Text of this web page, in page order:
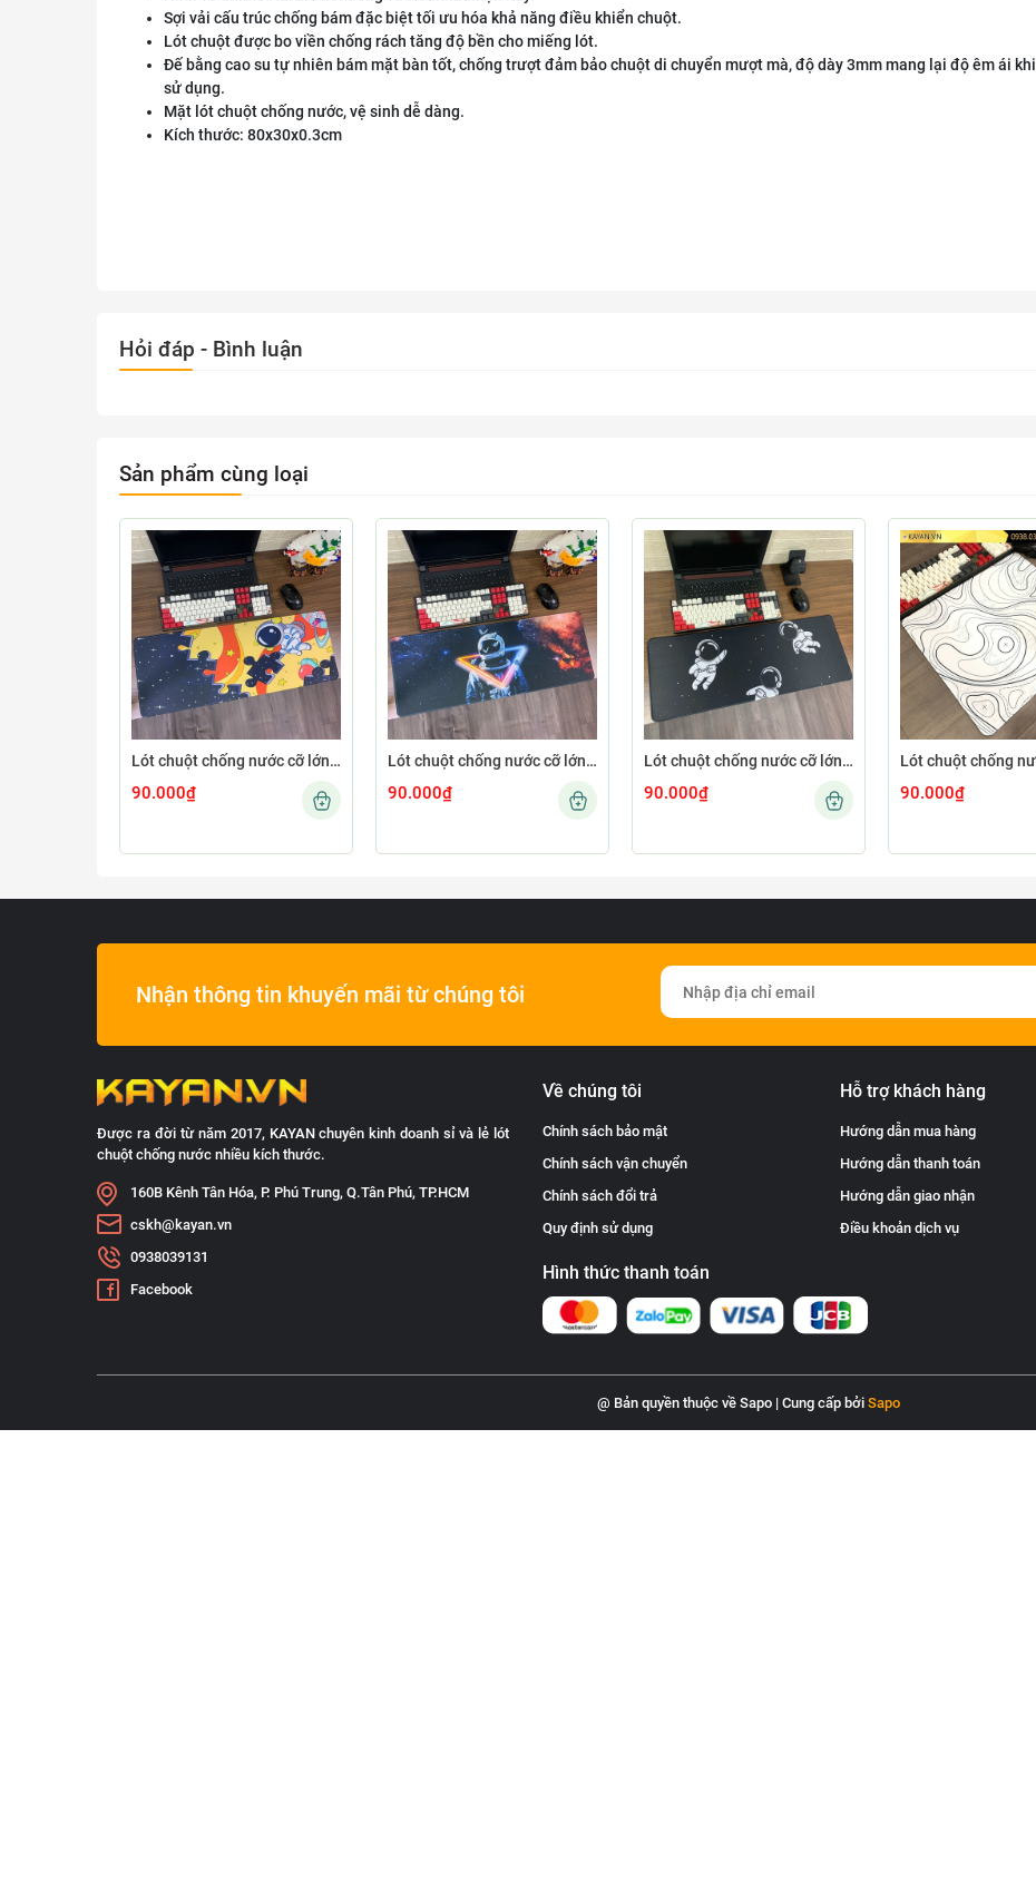
Sợi vải cấu trúc chống bám đặc biệt tối ưu hóa khả năng điều khiển chuột.
Lót chuột được bo viền chống rách tăng độ bền cho miếng lót.
Đế bằng cao su tự nhiên bám mặt bàn tốt, chống trượt đảm bảo chuột di chuyển mượt mà, độ dày 3mm mang lại độ êm ái khi
sử dụng.
Mặt lót chuột chống nước, vệ sinh dễ dàng.
Kích thước: 80x30x0.3cm
Hỏi đáp - Bình luận
Sản phẩm cùng loại
Lót chuột chống nước cỡ lớn 80x30cm dày 3mm ASTRO-03-80X30
90.000₫
Lót chuột chống nước cỡ lớn 80x30cm dày 3mm ASTRO-02-80X30
90.000₫
Lót chuột chống nước cỡ lớn 80x30cm dày 3mm ASTRO-01-80X30
90.000₫ 90.000₫
Nhận thông tin khuyến mãi từ chúng tôi
Được ra đời từ năm 2017, KAYAN chuyên kinh doanh sỉ và lẻ lót
chuột chống nước nhiều kích thước.
160B Kênh Tân Hóa, P. Phú Trung, Q.Tân Phú, TP.HCM
cskh@kayan.vn
0938039131
Facebook
Về chúng tôi
Chính sách bảo mật
Chính sách vận chuyển
Chính sách đổi trả
Quy định sử dụng
Hỗ trợ khách hàng
Hướng dẫn mua hàng
Hướng dẫn thanh toán
Hướng dẫn giao nhận
Điều khoản dịch vụ
Hình thức thanh toán
@ Bản quyền thuộc về Sapo | Cung cấp bởi Sapo